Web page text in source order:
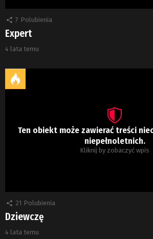
7 Polubienia
Expert
4 lata temu
Ten obiekt może zawierać treści
niepełnoletnich.
Kliknij by zobaczyć wpis
21 Polubienia
Dziewczę
4 lata temu